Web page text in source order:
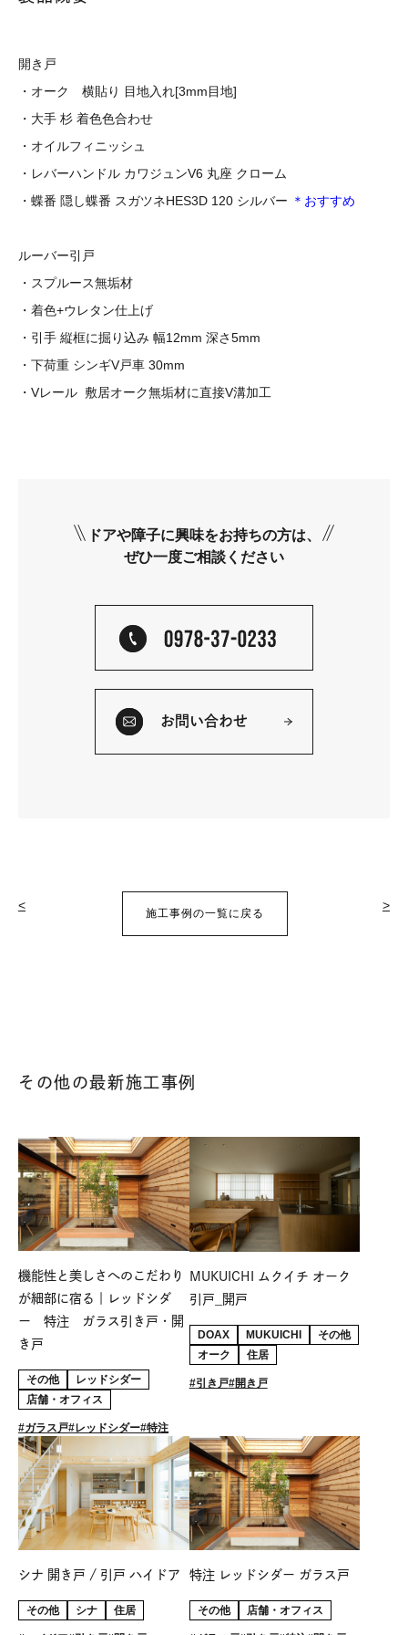
開き戸
・オーク 横貼り 目地入れ[3mm目地]
・大手 杉 着色色合わせ
・オイルフィニッシュ
・レバーハンドル カワジュンV6 丸座 クローム
・蝶番 隠し蝶番 スガツネHES3D 120 シルバー ＊おすすめ
ルーバー引戸
・スプルース無垢材
・着色+ウレタン仕上げ
・引手 縦框に掘り込み 幅12mm 深さ5mm
・下荷重 シンギV戸車 30mm
・Vレール 敷居オーク無垢材に直接V溝加工
ドアや障子に興味をお持ちの方は、
ぜひ一度ご相談ください
お問い合わせ
<
施工事例の一覧に戻る
>
その他の最新施工事例
機能性と美しさへのこだわり
が細部に宿る｜レッドシダ
ー 特注 ガラス引き戸・開
き戸
その他
レッドシダー
店舗・オフィス
ガラス戸 レッドシダー 特注
MUKUICHI ムクイチ オーク
引戸_開戸
DOAX MUKUICHI
その他
オーク
住居
引き戸 開き戸
シナ 開き戸 / 引戸 ハイドア
その他 シナ 住居
特注 レッドシダー ガラス戸
その他 店舗・オフィス